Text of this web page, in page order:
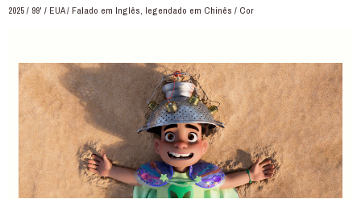
2025 / 99' / EUA / Falado em Inglês, legendado em Chinês / Cor